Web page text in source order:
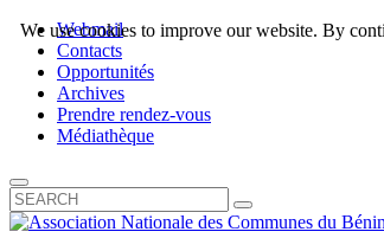
Webmail
Contacts
Opportunités
Archives
Prendre rendez-vous
Médiathèque
We use cookies to improve our website. By